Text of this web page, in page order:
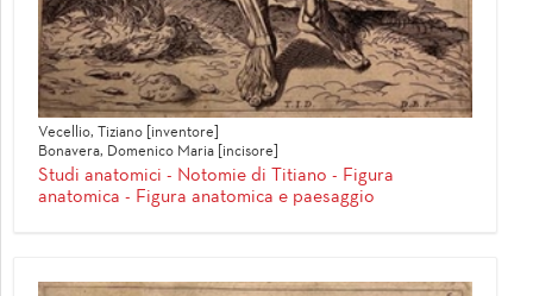
Vecellio, Tiziano [inventore]
Bonavera, Domenico Maria [incisore]
Studi anatomici - Notomie di Titiano - Figura
anatomica - Figura anatomica e paesaggio